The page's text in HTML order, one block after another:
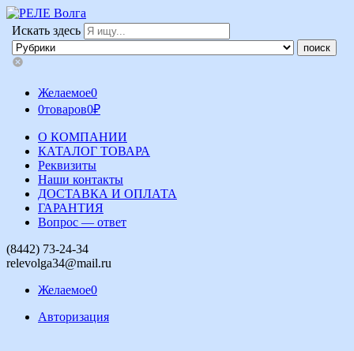
Искать здесь
Желаемое0
0товаров0₽
О КОМПАНИИ
КАТАЛОГ ТОВАРА
Реквизиты
Наши контакты
ДОСТАВКА И ОПЛАТА
ГАРАНТИЯ
Вопрос — ответ
(8442) 73-24-34
relevolga34@mail.ru
Желаемое0
Авторизация